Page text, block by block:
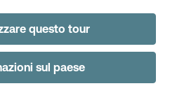
questo tour
sul paese